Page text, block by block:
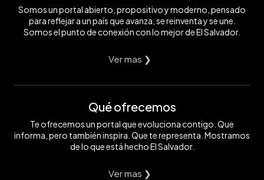
Somos un portal abierto, propositivo y moderno, pensado
para reflejar a un país que avanza, se reinventa y se une.
Somos el punto de conexión con lo mejor de El Salvador.
Ver mas ❯
Qué ofrecemos
Te ofrecemos un portal que evoluciona contigo. Que
informa, pero también inspira. Que te representa. Mostramos
de lo que está hecho El Salvador.
Ver mas ❯